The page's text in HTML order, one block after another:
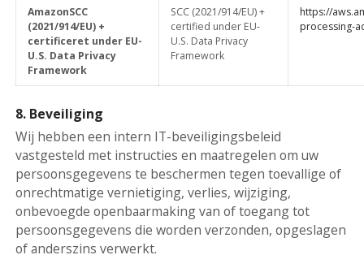
AmazonSCC
(2021/914/EU) +
certificeret under EU-
U.S. Data Privacy
Framework
SCC (2021/914/EU) +
certified under EU-
U.S. Data Privacy
Framework
https://
processing-
8. Beveiliging
Wij hebben een intern IT-beveiligingsbeleid
vastgesteld met instructies en maatregelen om uw
persoonsgegevens te beschermen tegen toevallige of
onrechtmatige vernietiging, verlies, wijziging,
onbevoegde openbaarmaking van of toegang tot
persoonsgegevens die worden verzonden, opgeslagen
of anderszins verwerkt.